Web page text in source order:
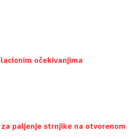
očekivanjima
paljenje strnjike na otvorenom